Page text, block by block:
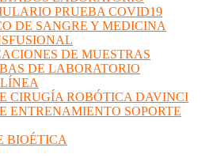
PRUEBA COVID19
DE SANGRE Y MEDICINA
DE MUESTRAS
DE LABORATORIO
CIRUGÍA ROBÓTICA DAVINCI
ENTRENAMIENTO SOPORTE
BIOÉTICA